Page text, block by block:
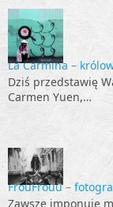
La Carmina –
Dziś przedstawię
Carmen Yuen,…
FrouFrouu –
Zawsze imponuje